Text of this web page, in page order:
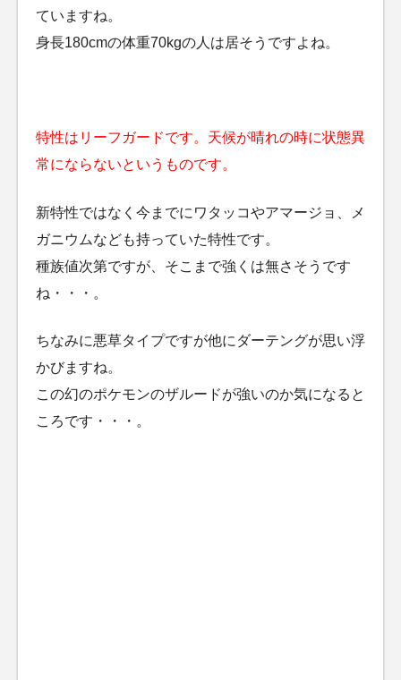
ていますね。
身長180cmの体重70kgの人は居そうですよね。
特性はリーフガードです。天候が晴れの時に状態異
常にならないというものです。
新特性ではなく今までにワタッコやアマージョ、メ
ガニウムなども持っていた特性です。
種族値次第ですが、そこまで強くは無さそうです
ね・・・。
ちなみに悪草タイプですが他にダーテングが思い浮
かびますね。
この幻のポケモンのザルードが強いのか気になると
ころです・・・。